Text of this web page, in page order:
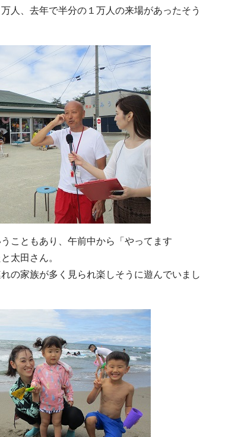
人、去年で半分の１万人の来場があったそう
こともあり、午前中から「やってます
太田さん。
の家族が多く見られ楽しそうに遊んでいまし